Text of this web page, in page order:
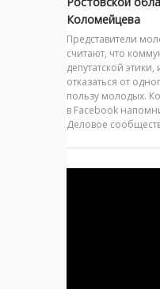
Коломейцева
Представители
считают, что
депутатской
отказаться от
пользу молодых.
в Facebook
Деловое